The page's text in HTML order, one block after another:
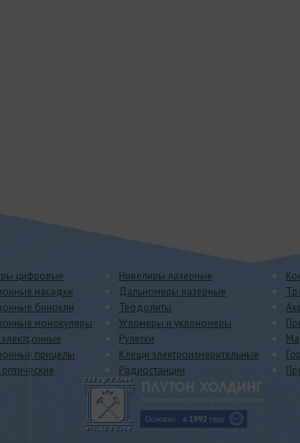
цифровые
насадки
бинокли
монокуляры
прицелы
Нивелиры лазерные
Дальномеры лазерные
Теодолиты
Угломеры и уклономеры
Рулетки
Клещи электроизмерительные
Радиостанции